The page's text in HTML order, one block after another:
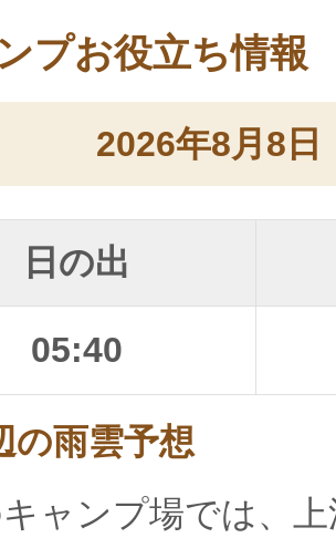
プお役立ち情報
2026年8月8日
日の出
05:40
の雨雲予想
ャンプ場では、